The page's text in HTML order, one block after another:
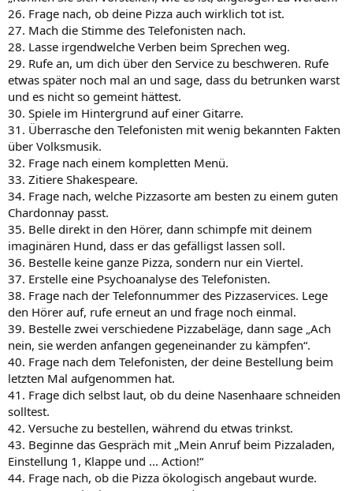
26. Frage nach, ob deine Pizza auch wirklich tot ist.
27. Mach die Stimme des Telefonisten nach.
28. Lasse irgendwelche Verben beim Sprechen weg.
29. Rufe an, um dich über den Service zu beschweren. Rufe
etwas später noch mal an und sage, dass du betrunken warst
und es nicht so gemeint hättest.
30. Spiele im Hintergrund auf einer Gitarre.
31. Überrasche den Telefonisten mit wenig bekannten Fakten
über Volksmusik.
32. Frage nach einem kompletten Menü.
33. Zitiere Shakespeare.
34. Frage nach, welche Pizzasorte am besten zu einem guten
Chardonnay passt.
35. Belle direkt in den Hörer, dann schimpfe mit deinem
imaginären Hund, dass er das gefälligst lassen soll.
36. Bestelle keine ganze Pizza, sondern nur ein Viertel.
37. Erstelle eine Psychoanalyse des Telefonisten.
38. Frage nach der Telefonnummer des Pizzaservices. Lege
den Hörer auf, rufe erneut an und frage noch einmal.
39. Bestelle zwei verschiedene Pizzabeläge, dann sage „Ach
nein, sie werden anfangen gegeneinander zu kämpfen“.
40. Frage nach dem Telefonisten, der deine Bestellung beim
letzten Mal aufgenommen hat.
41. Frage dich selbst laut, ob du deine Nasenhaare schneiden
solltest.
42. Versuche zu bestellen, während du etwas trinkst.
43. Beginne das Gespräch mit „Mein Anruf beim Pizzaladen,
Einstellung 1, Klappe und ... Action!“
44. Frage nach, ob die Pizza ökologisch angebaut wurde.